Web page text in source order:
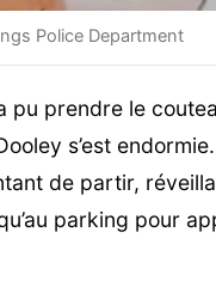
Police Department
pu prendre le
s’est
de partir,
parking pour